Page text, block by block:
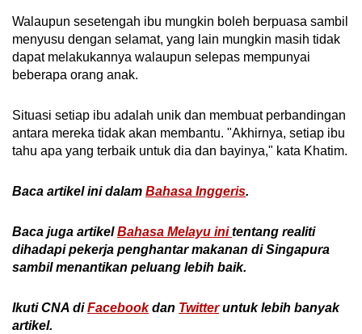
Walaupun sesetengah ibu mungkin boleh berpuasa sambil
menyusu dengan selamat, yang lain mungkin masih tidak
dapat melakukannya walaupun selepas mempunyai
beberapa orang anak.
Situasi setiap ibu adalah unik dan membuat perbandingan
antara mereka tidak akan membantu. "Akhirnya, setiap ibu
tahu apa yang terbaik untuk dia dan bayinya," kata Khatim.
Baca artikel ini dalam Bahasa Inggeris.
Baca juga artikelBahasa Melayu initentang realiti
dihadapi pekerja penghantar makanan di Singapura
sambil menantikan peluang lebih baik.
Ikuti CNA diFacebookdan Twitteruntuklebih banyak
artikel.